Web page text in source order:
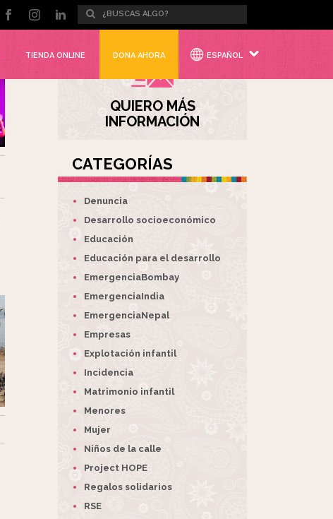
TIENDA ONLINE DONA AHORA ESPAÑOL
QUIERO MÁS
INFORMACIÓN
CATEGORÍAS
Denuncia
Desarrollo socioeconómico
Educación
Educación para el desarrollo
EmergenciaBombay
EmergenciaIndia
EmergenciaNepal
Empresas
Explotación infantil
Incidencia
Matrimonio infantil
Menores
Mujer
Niños de la calle
Project HOPE
Regalos solidarios
RSE